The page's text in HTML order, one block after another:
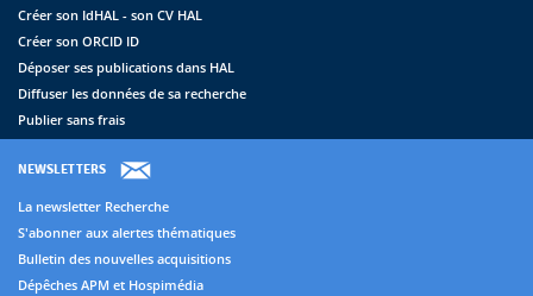
Créer son IdHAL - son CV HAL
Créer son ORCID ID
Déposer ses publications dans HAL
Diffuser les données de sa recherche
Publier sans frais
NEWSLETTERS
La newsletter Recherche
S'abonner aux alertes thématiques
Bulletin des nouvelles acquisitions
Dépêches APM et Hospimédia